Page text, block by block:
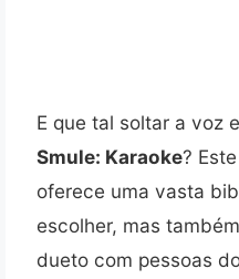
E que tal soltar a voz
Smule: Karaoke?
oferece uma vasta
escolher, mas
dueto com pessoas